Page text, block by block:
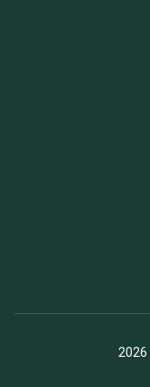
2026